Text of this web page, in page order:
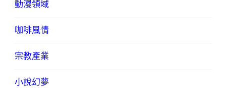
動漫領域
咖啡風情
宗教產業
小說幻夢